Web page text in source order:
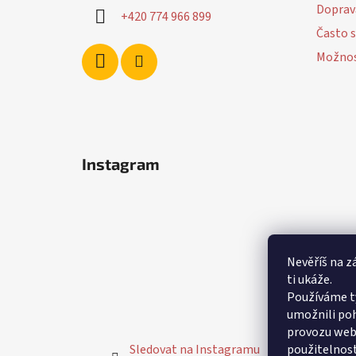
Nevěříš na
ti ukáže.
Používáme
umožnili
provozu
+420 774 966 899
Často
Instagram
Sledovat na Instagramu